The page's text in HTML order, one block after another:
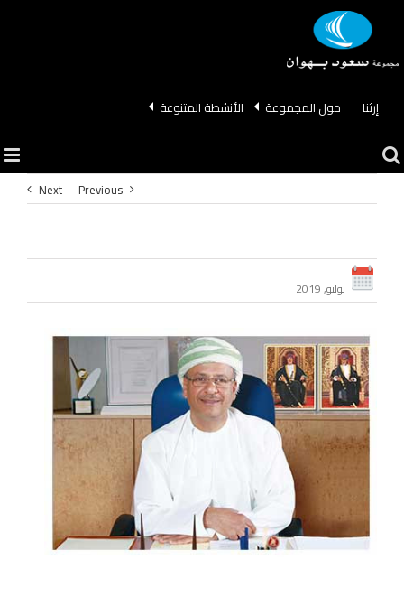
content
إرثنا حول المجموعة الأنشطة المتنوعة
Previous
Next
يوليو, 2019
View
Larger
Image